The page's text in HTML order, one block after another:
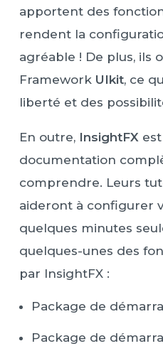
apportent des
rendent la
agréable ! De plus, ils
Framework UIkit, ce
liberté et des
En outre, InsightFXest
documentation
comprendre. Leurs
aideront à configurer
quelques minutes
quelques-unes des
par InsightFX :
Package de
Package de